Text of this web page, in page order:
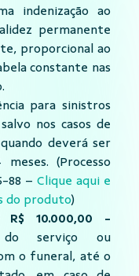
indenização ao
permanente
proporcional ao
constante nas
para sinistros
nos casos de
deverá ser
(Processo
88 – Clique aqui e
do produto)
R$ 10.000,00 -
serviço ou
o funeral, até o